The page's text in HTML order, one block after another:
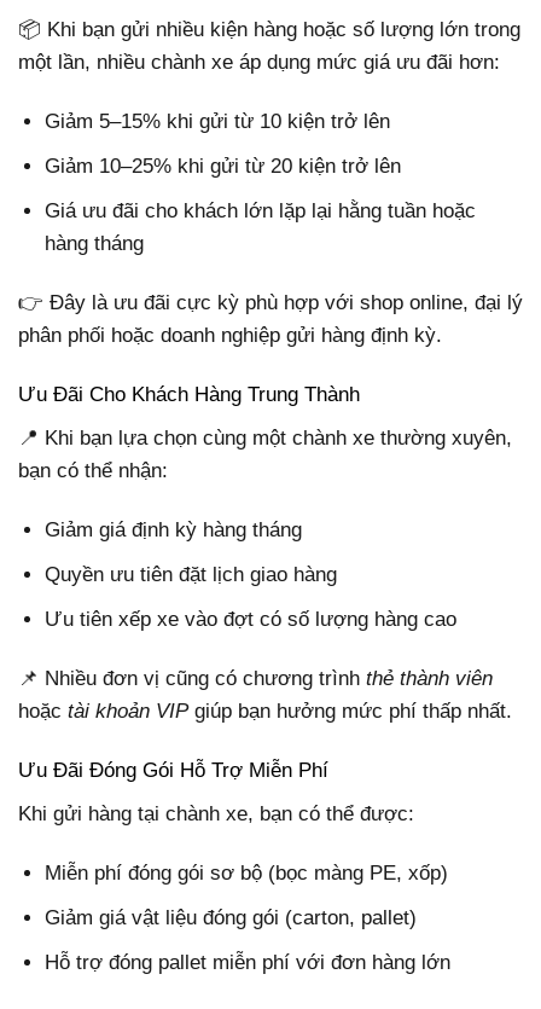
📦 Khi bạn gửi nhiều kiện hàng hoặc số lượng lớn trong
một lần, nhiều chành xe áp dụng mức giá ưu đãi hơn:
Giảm 5–15% khi gửi từ 10 kiện trở lên
Giảm 10–25% khi gửi từ 20 kiện trở lên
Giá ưu đãi cho khách lớn lặp lại hằng tuần hoặc
hàng tháng
👉 Đây là ưu đãi cực kỳ phù hợp với shop online, đại lý
phân phối hoặc doanh nghiệp gửi hàng định kỳ.
Ưu Đãi Cho Khách Hàng Trung Thành
📍 Khi bạn lựa chọn cùng một chành xe thường xuyên,
bạn có thể nhận:
Giảm giá định kỳ hàng tháng
Quyền ưu tiên đặt lịch giao hàng
Ưu tiên xếp xe vào đợt có số lượng hàng cao
📌 Nhiều đơn vị cũng có chương trình thẻ thành viên
hoặc tài khoản VIPgiúp bạn hưởng mức phí thấp nhất.
Ưu Đãi Đóng Gói Hỗ Trợ Miễn Phí
Khi gửi hàng tại chành xe, bạn có thể được:
Miễn phí đóng gói sơ bộ (bọc màng PE, xốp)
Giảm giá vật liệu đóng gói (carton, pallet)
Hỗ trợ đóng pallet miễn phí với đơn hàng lớn